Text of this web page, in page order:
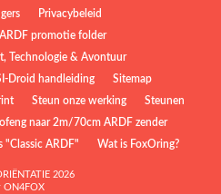
Privacybeleid
promotie folder
Technologie & Avontuur
Droid handleiding
Sitemap
Steun onze werking
Steunen
naar 2m/70cm ARDF zender
"Classic ARDF" Wat is FoxOring?
2026
ON4FOX